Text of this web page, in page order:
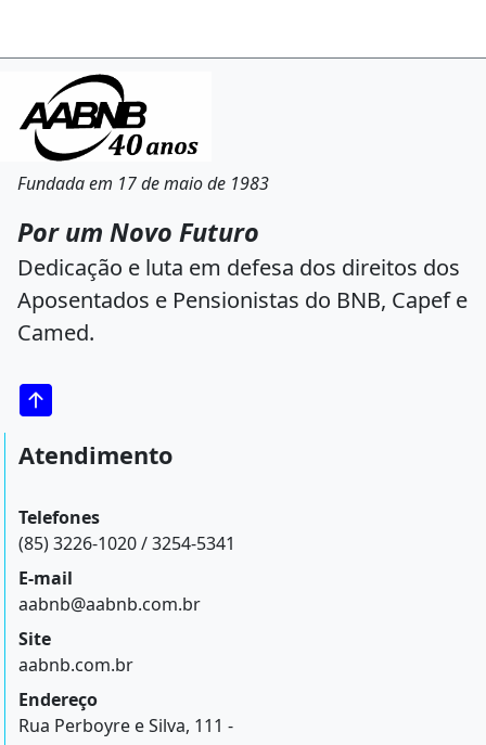
Fundada em 17 de maio de 1983
Por um Novo Futuro
Dedicação e luta em defesa dos direitos dos
Aposentados e Pensionistas do BNB, Capef e
Camed.
Atendimento
Telefones
(85) 3226-1020 / 3254-5341
E-mail
aabnb@aabnb.com.br
Site
aabnb.com.br
Endereço
Rua Perboyre e Silva, 111 -